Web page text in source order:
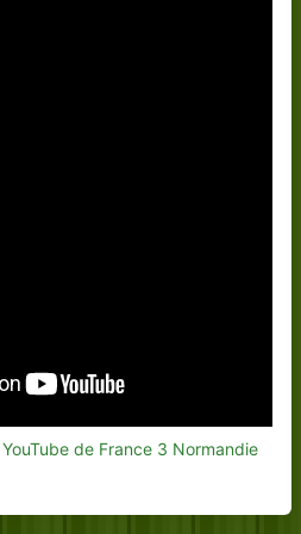
YouTube de France 3 Normandie